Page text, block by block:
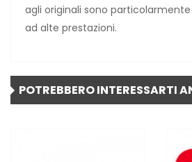
agli originali sono
ad alte prestazioni.
POTREBBERO INTERESSARTI